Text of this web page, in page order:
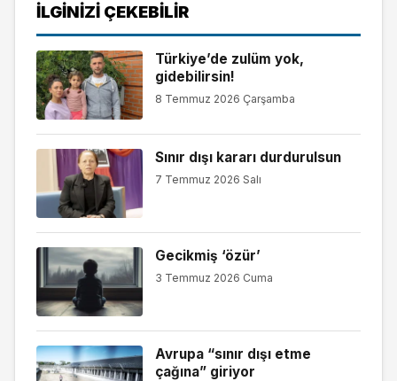
İLGINIZI ÇEKEBILIR
Türkiye’de zulüm yok,
gidebilirsin!
8 Temmuz 2026 Çarşamba
Sınır dışı kararı durdurulsun
7 Temmuz 2026 Salı
Gecikmiş ‘özür’
3 Temmuz 2026 Cuma
Avrupa “sınır dışı etme
çağına” giriyor